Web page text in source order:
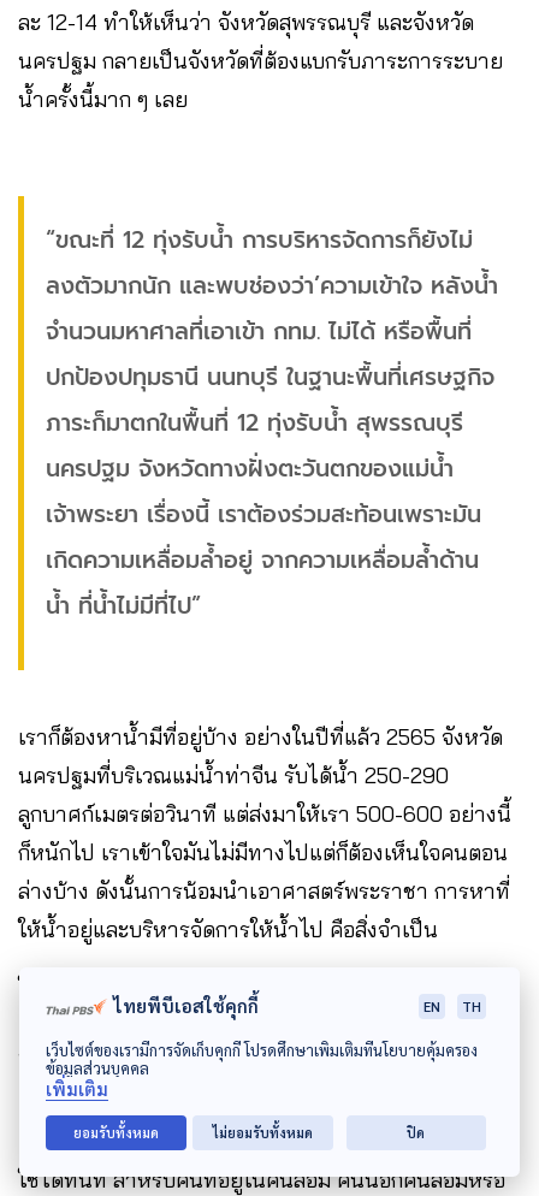
ละ 12-14 ทำให้เห็นว่า จังหวัดสุพรรณบุรี และจังหวัด
นครปฐม กลายเป็นจังหวัดที่ต้องแบกรับภาระการระบาย
น้ำครั้งนี้มาก ๆ เลย
“ขณะที่ 12 ทุ่งรับน้ำ การบริหารจัดการก็ยังไม่
ลงตัวมากนัก และพบช่องว่า’ความเข้าใจ หลังน้ำ
จำนวนมหาศาลที่เอาเข้า กทม. ไม่ได้ หรือพื้นที่
ปกป้องปทุมธานี นนทบุรี ในฐานะพื้นที่เศรษฐกิจ
ภาระก็มาตกในพื้นที่ 12 ทุ่งรับน้ำ สุพรรณบุรี
นครปฐม จังหวัดทางฝั่งตะวันตกของแม่น้ำ
เจ้าพระยา เรื่องนี้ เราต้องร่วมสะท้อนเพราะมัน
เกิดความเหลื่อมล้ำอยู่ จากความเหลื่อมล้ำด้าน
น้ำ ที่น้ำไม่มีที่ไป”
เราก็ต้องหาน้ำมีที่อยู่บ้าง อย่างในปีที่แล้ว 2565 จังหวัด
นครปฐมที่บริเวณแม่น้ำท่าจีน รับได้น้ำ 250-290
ลูกบาศก์เมตรต่อวินาที แต่ส่งมาให้เรา 500-600 อย่างนี้
ก็หนักไป เราเข้าใจมันไม่มีทางไปแต่ก็ต้องเห็นใจคนตอน
ล่างบ้าง ดังนั้นการน้อมนำเอาศาสตร์พระราชา การหาที่
ให้น้ำอยู่และบริหารจัดการให้น้ำไป คือสิ่งจำเป็น
ในเมื่อพื้นที่รับน้ำฝั่งตะวันตกอย่างแม่น้ำท่าจีนเกิดความ
เหลื่อมอยู่ ทางที่จะแก้ได้คือภาษีน้ำท่วม ถ้ามีการปกป้อง
ฝั่งตะวันออก หรือการปกป้องพื้นที่อุตสาหกรรม พื้นที่
เศรษฐกิจ คนเหล่านั้นต้องจ่ายภาษี และภาษีน้ำท่วมมัน
ต้องถูกบริหารจัดการอย่างมีส่วนร่วมเพราะมันสามารถ
ใช้ได้ทันที สำหรับคนที่อยู่ในคันล้อม คนนอกคันล้อมหรือ
ไทยพีบีเอสใช้คุกกี้ EN TH
เว็บไซต์ของเรามีการจัดเก็บคุกกี้ โปรดศึกษาเพิ่มเติมที่นโยบายคุ้มครอง
ข้อมูลส่วนบุคคล
เพิ่มเติม
ยอมรับทั้งหมด ไม่ยอมรับทั้งหมด ปิด